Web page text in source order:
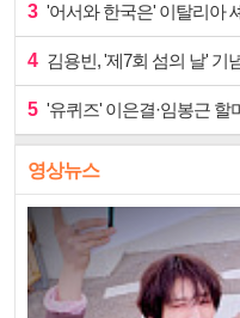
3 '어서와 한국은' 이탈리아
4 김용빈, '제7회 섬의 날' 기
5 '유퀴즈' 이은결·임봉근 할
영상뉴스